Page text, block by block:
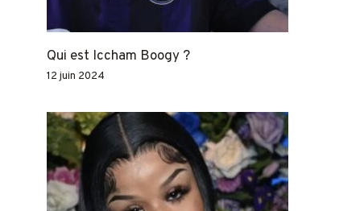
Qui est Iccham Boogy ?
12 juin 2024